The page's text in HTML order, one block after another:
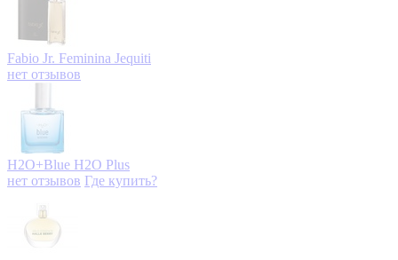
Fabio Jr. Feminina Jequiti
нет отзывов
H2O+Blue H2O Plus
нет отзывов Где купить?